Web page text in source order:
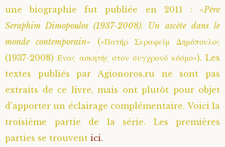
Saint Nikon d’Optina
Saint Seraphim de Sarov
Saint Seraphim de Vyritsa
Saint Serge de Radonège
Saint Siméon (Jelnine)
Archimandrite Athénogène (Agapov)
Higoumène Boris (Kramtsov)
Bienheureuses et Staritsas
Bienheureuse Lioubouchka
Bienheureuse Maria Ivanovna
Geronda Grigorios de Dochiariou
Archimandrite Hippolyte (Khaline)
une biographie fut publiée en 2011 : «Père
Seraphim Dimopoulos (1937-2008). Un ascète dans le
monde contemporain» («Πατήρ Σεραφείμ Δημόπουλος
(1937-2008) Ένας ασκητής στον συγχρονό κόσμο»). Les
textes publiés par Agionoros.ru ne sont pas
extraits de ce livre, mais ont plutôt pour objet
d’apporter un éclairage complémentaire. Voici la
troisième partie de la série. Les premières
parties se trouvent ici.